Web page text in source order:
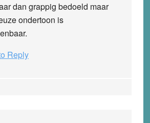
dan grappig bedoeld maar
ondertoon is
Reply